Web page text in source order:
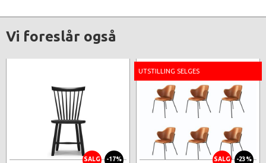
Vi foreslår også
SALG -17%
UTSTILLING SELGES
SALG -23%